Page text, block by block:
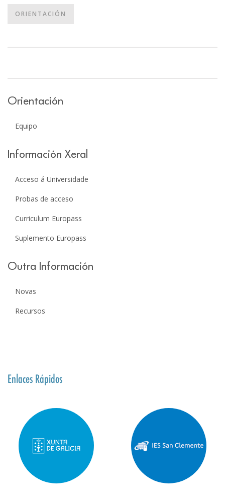
ORIENTACIÓN
Orientación
Equipo
Información Xeral
Acceso á Universidade
Probas de acceso
Curriculum Europass
Suplemento Europass
Outra Información
Novas
Recursos
Enlaces Rápidos